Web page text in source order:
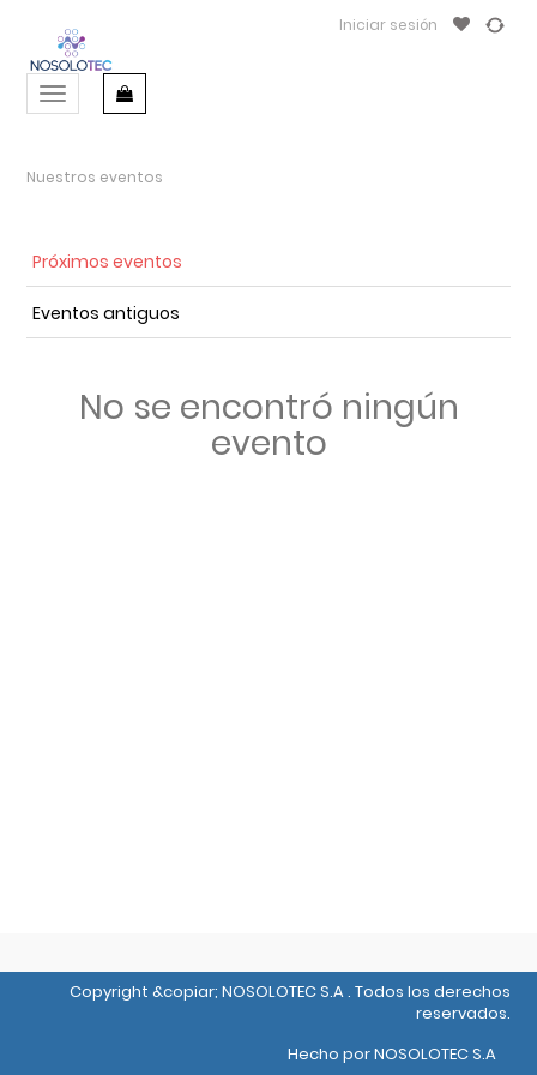
Iniciar sesión
Menú
de
Nuestros eventos
Próximos eventos
Eventos antiguos
No se encontró ningún
evento
Copyright &copiar; NOSOLOTEC S.A. Todos los derechos
reservados.
Hecho por NOSOLOTEC S.A